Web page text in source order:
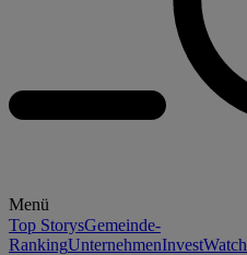
Menü
Top StorysGemeinde-
RankingUnternehmenInvest